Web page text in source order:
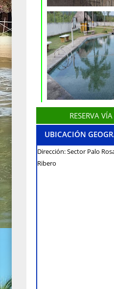
RESERVA
UBICACIÓN
Dirección: Sector Palo
Ribero